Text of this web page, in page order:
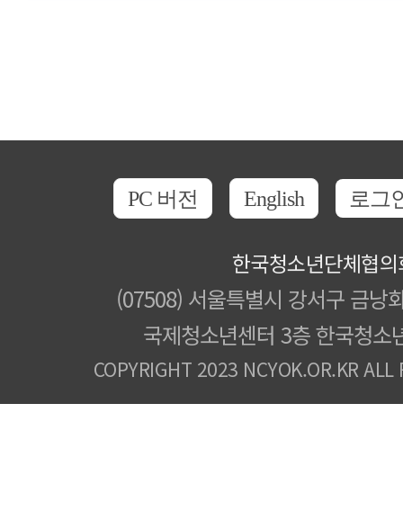
PC 버전 English 로그
한국청소년단체협
(07508) 서울특별시 강서구 금낭
국제청소년센터 3층 한국청소
COPYRIGHT 2023 NCYOK.OR.KR ALL